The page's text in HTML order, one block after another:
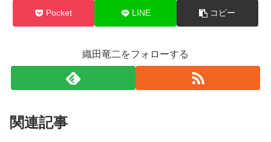
Pocket LINE コピー
織田竜二をフォローする
関連記事